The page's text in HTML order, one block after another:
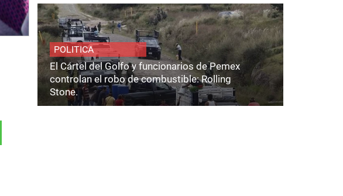
POLITICA
El Cártel del Golfo y funcionarios de Pemex
controlan el robo de combustible: Rolling
Stone.